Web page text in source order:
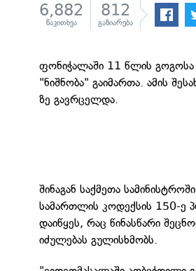
6,882
წაკითხვა
812
გაზიარება
ფონიჭალაში 11 წლის
"ნიშნობა" გაიმართა. ამის
ზე გავრცელდა.
შინაგან საქმეთა
სამართლის კოდექსის 150-ე
დაიწყეს, რაც წინასწარი
იძულებას გულისხმობს.